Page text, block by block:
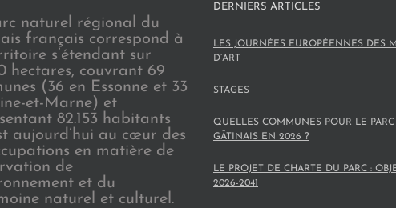
naturel régional du
français correspond à
s’étendant sur
hectares, couvrant 69
(36 en Essonne et 33
et-Marne) et
82.153 habitants
aujourd’hui au cœur des
en matière de
de
et du
naturel et culturel.
DERNIERS ARTICLES
LES JOURNÉES EUROPÉENNES DES
D’ART
STAGES
QUELLES COMMUNES POUR LE PARC
GÂTINAIS EN 2026 ?
LE PROJET DE CHARTE DU PARC :
2026-2041